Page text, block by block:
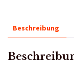
Beschreibung